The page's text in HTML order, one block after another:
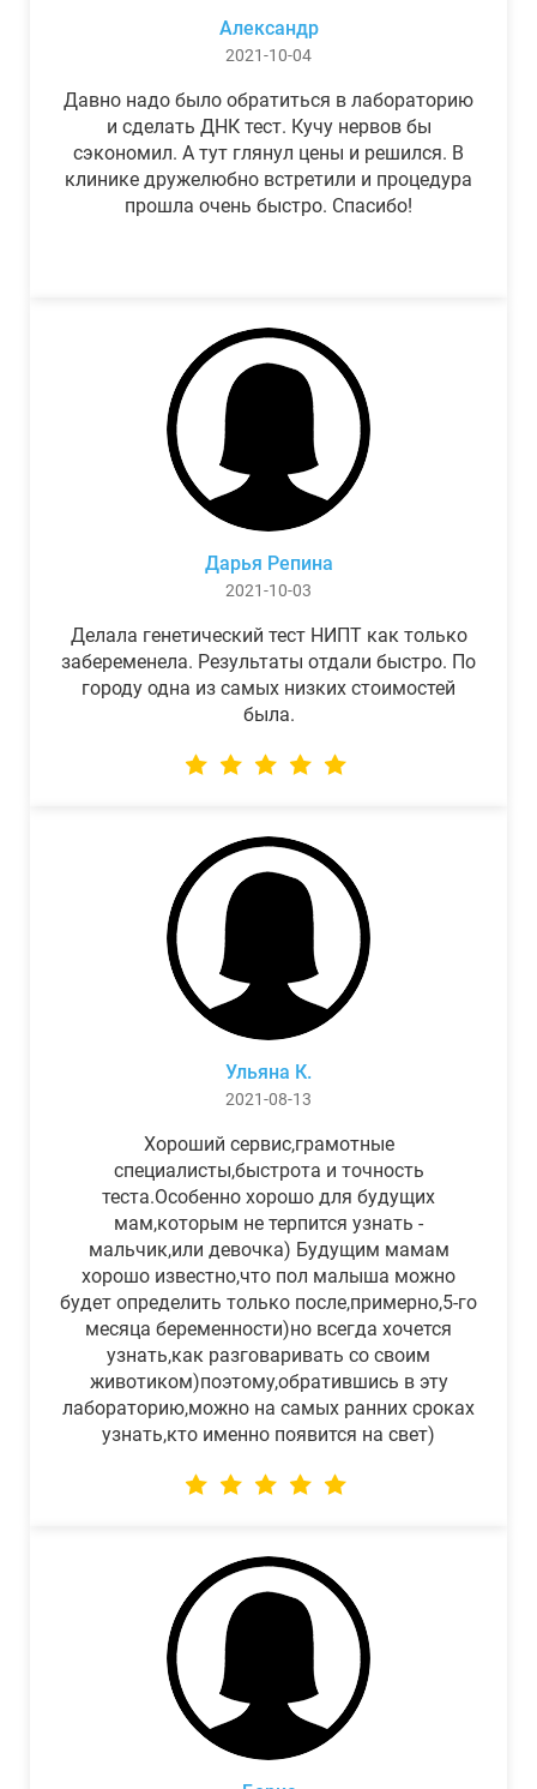
Александр
2021-10-04
Давно надо было обратиться в лабораторию
и сделать ДНК тест. Кучу нервов бы
сэкономил. А тут глянул цены и решился. В
клинике дружелюбно встретили и процедура
прошла очень быстро. Спасибо!
Дарья Репина
2021-10-03
Делала генетический тест НИПТ как только
забеременела. Результаты отдали быстро. По
городу одна из самых низких стоимостей
была.
Ульяна К.
2021-08-13
Хороший сервис,грамотные
специалисты,быстрота и точность
теста.Особенно хорошо для будущих
мам,которым не терпится узнать -
мальчик,или девочка) Будущим мамам
хорошо известно,что пол малыша можно
будет определить только после,примерно,5-го
месяца беременности)но всегда хочется
узнать,как разговаривать со своим
животиком)поэтому,обратившись в эту
лабораторию,можно на самых ранних сроках
узнать,кто именно появится на свет)